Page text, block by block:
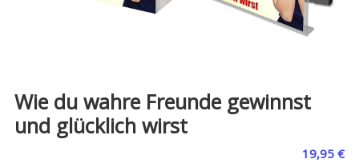
Wie du wahre Freunde gewinnst
und glücklich wirst
19,95€